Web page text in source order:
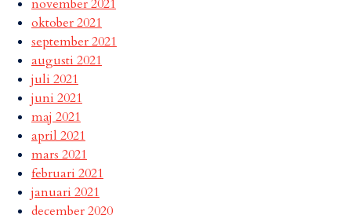
november 2021
oktober 2021
september 2021
augusti 2021
juli 2021
juni 2021
maj 2021
april 2021
mars 2021
februari 2021
januari 2021
december 2020